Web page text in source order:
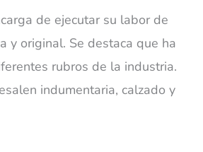
de ejecutar su labor de
y original. Se destaca que ha
rubros de la industria.
indumentaria, calzado y